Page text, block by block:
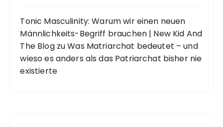
Tonic Masculinity: Warum wir einen neuen
Männlichkeits-Begriff brauchen | New Kid And
The BlogzuWas Matriarchat bedeutet – und
wieso es anders als das Patriarchat bisher nie
existierte